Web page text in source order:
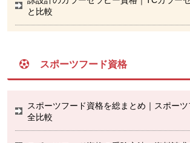
と比較
スポーツフード資格
スポーツフード資格を総まとめ｜スポー
全比較